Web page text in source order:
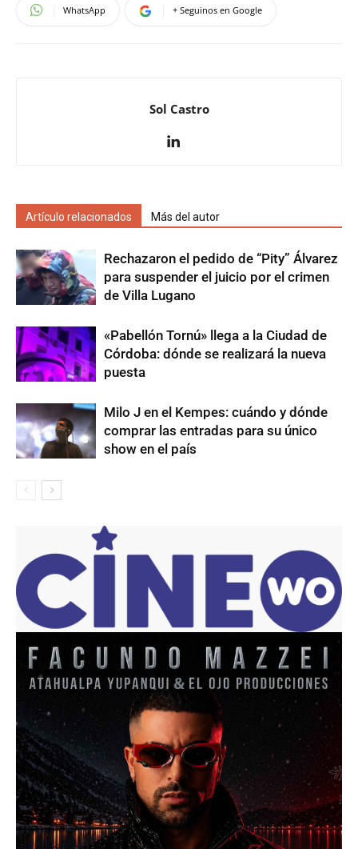
WhatsApp + Seguinos en Google
Sol Castro
Artículo relacionados Más del autor
Rechazaron el pedido de “Pity” Álvarez
para suspender el juicio por el crimen
de Villa Lugano
«Pabellón Tornú» llega a la Ciudad de
Córdoba: dónde se realizará la nueva
puesta
Milo J en el Kempes: cuándo y dónde
comprar las entradas para su único
show en el país